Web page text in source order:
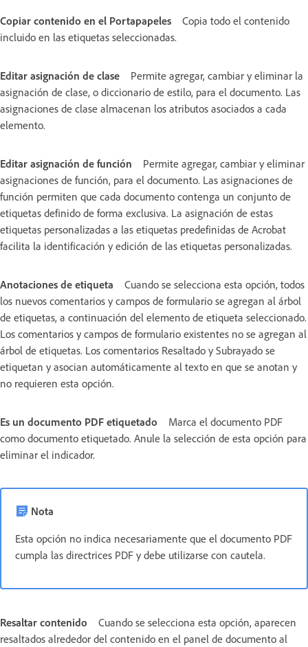
Copiar contenido en el Portapapeles
Copia todo el contenido
incluido en las etiquetas seleccionadas.
Editar asignación de clase
Permite agregar, cambiar y eliminar la
asignación de clase, o diccionario de estilo, para el documento. Las
asignaciones de clase almacenan los atributos asociados a cada
elemento.
Editar asignación de función
Permite agregar, cambiar y eliminar
asignaciones de función, para el documento. Las asignaciones de
función permiten que cada documento contenga un conjunto de
etiquetas definido de forma exclusiva. La asignación de estas
etiquetas personalizadas a las etiquetas predefinidas de Acrobat
facilita la identificación y edición de las etiquetas personalizadas.
Anotaciones de etiqueta
Cuando se selecciona esta opción, todos
los nuevos comentarios y campos de formulario se agregan al árbol
de etiquetas, a continuación del elemento de etiqueta seleccionado.
Los comentarios y campos de formulario existentes no se agregan al
árbol de etiquetas. Los comentarios Resaltado y Subrayado se
etiquetan y asocian automáticamente al texto en que se anotan y
no requieren esta opción.
Es un documento PDF etiquetado
Marca el documento PDF
como documento etiquetado. Anule la selección de esta opción para
eliminar el indicador.
Nota
Esta opción no indica necesariamente que el documento PDF
cumpla las directrices PDF y debe utilizarse con cautela.
Resaltar contenido
Cuando se selecciona esta opción, aparecen
resaltados alrededor del contenido en el panel de documento al